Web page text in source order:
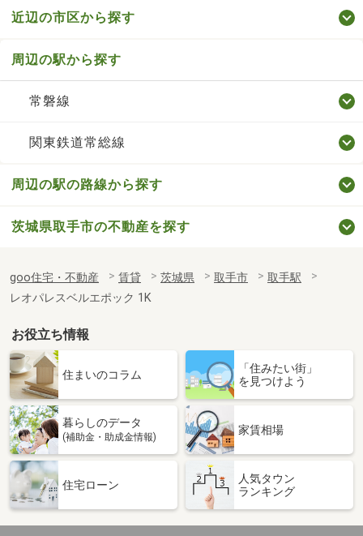
近辺の市区から探す
周辺の駅から探す
常磐線
関東鉄道常総線
周辺の駅の路線から探す
茨城県取手市の不動産を探す
goo住宅・不動産 賃貸 茨城県 取手市
取手駅
レオパレスベルエポック 1K
お役立ち情報
住まいのコラム
「住みたい街」
を見つけよう
暮らしのデータ
(補助金・助成金情報)
家賃相場
住宅ローン
人気タウン
ランキング